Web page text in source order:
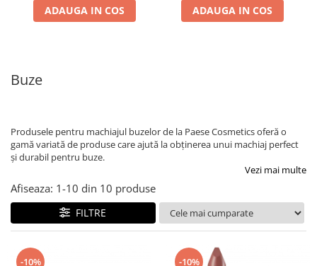
ADAUGA IN COS ADAUGA IN COS
Buze
Produsele pentru machiajul buzelor de la Paese Cosmetics oferă o
gamă variată de produse care ajută la obținerea unui machiaj perfect
și durabil pentru buze.
Vezi mai multe
Afiseaza: 1-10 din 10 produse
FILTRE
-10% -10%